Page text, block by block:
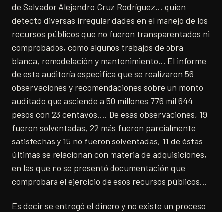
de Salvador Alejandro Cruz Rodríguez… quien
detecto diversas irregularidades en el manejo de los
recursos públicos que no fueron transparentados ni
comprobados, como algunos trabajos de obra
blanca, remodelación y mantenimiento… El informe
de esta auditoría especifica que se realizaron 56
observaciones y recomendaciones sobre un monto
auditado que asciende a 50 millones 776 mil 644
pesos con 23 centavos…. De esas observaciones, 19
fueron solventadas, 22 más fueron parcialmente
satisfechas y 15 no fueron solventadas, 11 de éstas
últimas se relacionan con materia de adquisiciones,
en las que no se presentó documentación que
comprobara el ejercicio de esos recursos públicos…
Es decir se entregó el dinero y no existe un proceso